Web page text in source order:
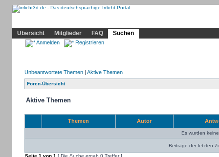
Übersicht
Mitglieder FAQ Suchen
Anmelden Registrieren
Unbeantwortete Themen| Aktive Themen
Foren-Übersicht
Aktive Themen
Themen Autor
Es wurden
Beiträge der letzten
Seite 1 von 1 [ Die Suche ergab 0 Treffer ]